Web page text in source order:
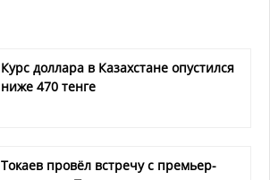
Курс доллара в Казахстане опустился
ниже 470 тенге
Токаев провёл встречу с премьер-